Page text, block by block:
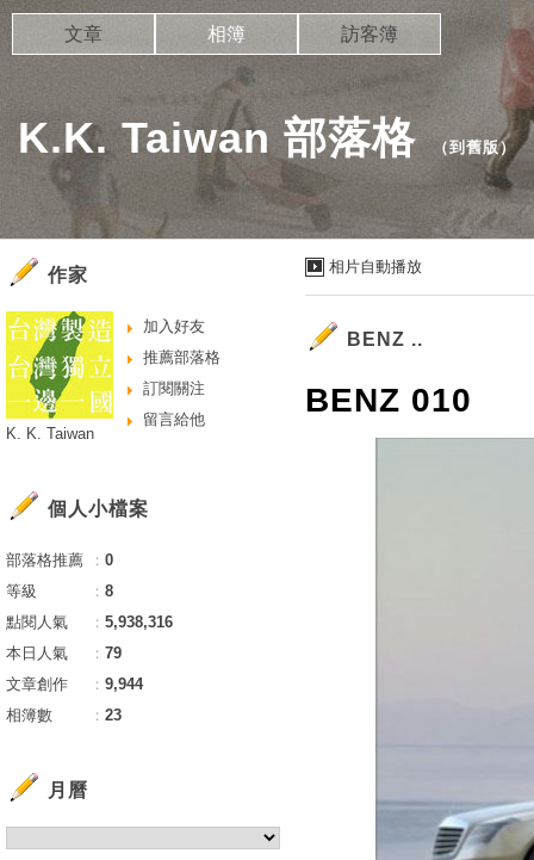
K.K. Taiwan 部落格 （到舊版）
文章 相簿 訪客簿
相片自動播放
BENZ ..
BENZ 010
作家
加入好友
推薦部落格
訂閱關注
留言給他
K. K. Taiwan
個人小檔案
部落格推薦 ： 0
等級
： 8
點閱人氣
： 5,938,316
本日人氣
： 79
文章創作
： 9,944
相簿數
： 23
月曆